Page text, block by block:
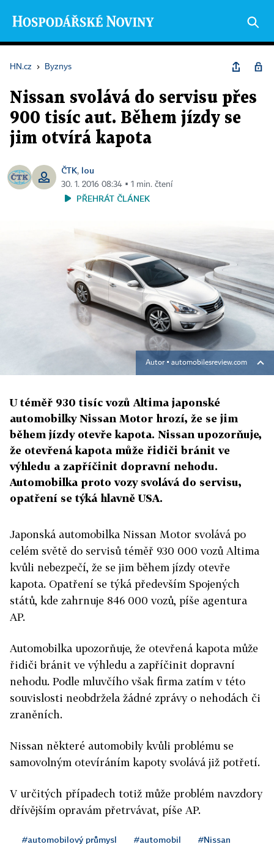
HN.cz › Byznys
Nissan svolává do servisu přes
900 tisíc aut. Během jízdy se
jim otvírá kapota
ČTK, lou
30. 1. 2016 08:34 ▪ 1 min. čtení
PŘEHRÁT ČLÁNEK
Autor ▪ automobilesreview.com
U téměř 930 tisíc vozů Altima japonské
automobilky Nissan Motor hrozí, že se jim
během jízdy otevře kapota. Nissan upozorňuje,
že otevřená kapota může řidiči bránit ve
výhledu a zapříčinit dopravní nehodu.
Automobilka proto vozy svolává do servisu,
opatření se týká hlavně USA.
Japonská automobilka Nissan Motor svolává po
celém světě do servisů téměř 930 000 vozů Altima
kvůli nebezpečí, že se jim během jízdy otevře
kapota. Opatření se týká především Spojených
států, kde zahrnuje 846 000 vozů, píše agentura
AP.
Automobilka upozorňuje, že otevřená kapota může
řidiči bránit ve výhledu a zapříčinit dopravní
nehodu. Podle mluvčího však firma zatím v této
souvislosti neobdržela žádné zprávy o nehodách či
zraněních.
Nissan některé automobily kvůli problému se
samovolným otevíráním kapoty svolává již potřetí.
V určitých případech totiž může problém navzdory
dřívějším opravám přetrvávat, píše AP.
#automobilový průmysl #automobil #Nissan